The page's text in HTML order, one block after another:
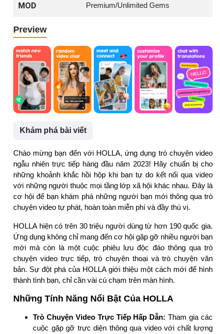
MOD Premium/Unlimited Gems
Preview
Khám phá bài viết
Chào mừng bạn đến với HOLLA, ứng dụng trò chuyện video
ngẫu nhiên trực tiếp hàng đầu năm 2023! Hãy chuẩn bị cho
những khoảnh khắc hồi hộp khi bạn tự do kết nối qua video
với những người thuộc mọi tầng lớp xã hội khác nhau. Đây là
cơ hội để bạn khám phá những người bạn mới thông qua trò
chuyện video tự phát, hoàn toàn miễn phí và đầy thú vị.
HOLLA hiện có trên 30 triệu người dùng từ hơn 190 quốc gia.
Ứng dụng không chỉ mang đến cơ hội gặp gỡ nhiều người bạn
mới mà còn là một cuộc phiêu lưu độc đáo thông qua trò
chuyện video trực tiếp, trò chuyện thoại và trò chuyện văn
bản. Sự đột phá của HOLLA giới thiệu một cách mới để hình
thành tình bạn, chỉ cần vài cú chạm trên màn hình.
Những Tính Năng Nổi Bật Của HOLLA
Trò Chuyện Video Trực Tiếp Hấp Dẫn: Tham gia các
cuộc gặp gỡ trực diện thông qua video với chất lượng